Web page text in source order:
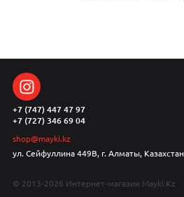
+7 (747) 447 47 97
+7 (727) 346 69 04
shop@mayki.kz
ул. Сейфуллина 449В, г. Алматы, Казахстан
© 2013-2026 Интернет-магазин Mayki.Kz